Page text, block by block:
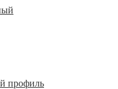
профиль